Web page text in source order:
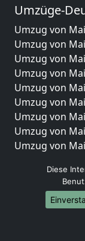
Umzüge-
Umzug von
Umzug von
Umzug von
Umzug von
Umzug von
Umzug von
Umzug von
Umzug von
Umzug von
Umzug von
Umzug von
Umzug von
Umzug von
Umzug von
Diese